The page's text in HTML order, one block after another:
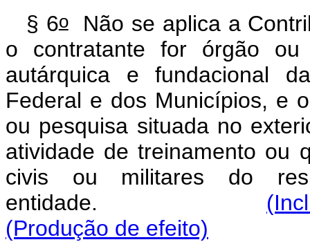
§ 6oNão se aplica a
o contratante for órgão ou
autárquica e fundacional
Federal e dos Municípios, e
ou pesquisa situada no
atividade de treinamento ou
civis ou militares do
entidade.
(Produção de efeito)